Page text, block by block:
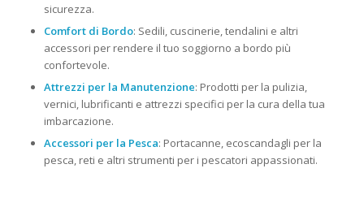
sicurezza.
Comfort di Bordo: Sedili, cuscinerie, tendalini e altri
accessori per rendere il tuo soggiorno a bordo più
confortevole.
Attrezzi per la Manutenzione: Prodotti per la pulizia,
vernici, lubrificanti e attrezzi specifici per la cura della tua
imbarcazione.
Accessori per la Pesca: Portacanne, ecoscandagli per la
pesca, reti e altri strumenti per i pescatori appassionati.